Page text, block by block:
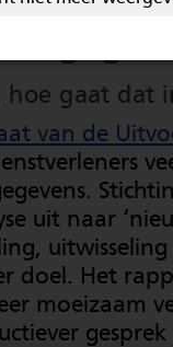
hoe gaat dat
van de
uit naar
doel. Het
moeizaam
gesprek